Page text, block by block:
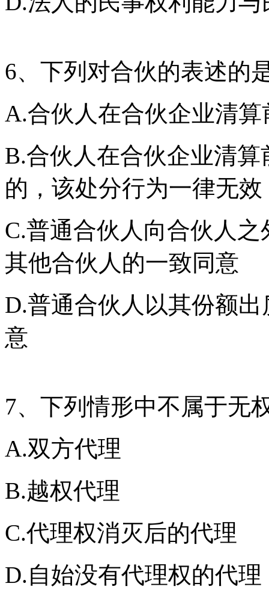
6、下列对合伙的表述的
A.合伙人在合伙企业清
B.合伙人在合伙企业清
的，该处分行为一律无效
C.普通合伙人向合伙人
其他合伙人的一致同意
D.普通合伙人以其份额
意
7、下列情形中不属于无
A.双方代理
B.越权代理
C.代理权消灭后的代理
D.自始没有代理权的代理